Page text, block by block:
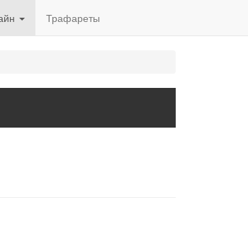
Трафареты